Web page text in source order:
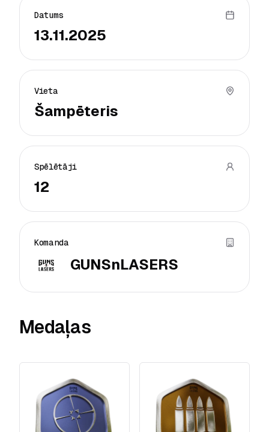
Datums
13.11.2025
Vieta
Šampēteris
Spēlētāji
12
Komanda
GUNSnLASERS
Medaļas